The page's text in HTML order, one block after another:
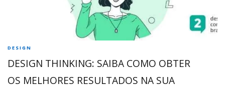
DESIGN
DESIGN THINKING: SAIBA COMO OBTER
OS MELHORES RESULTADOS NA SUA